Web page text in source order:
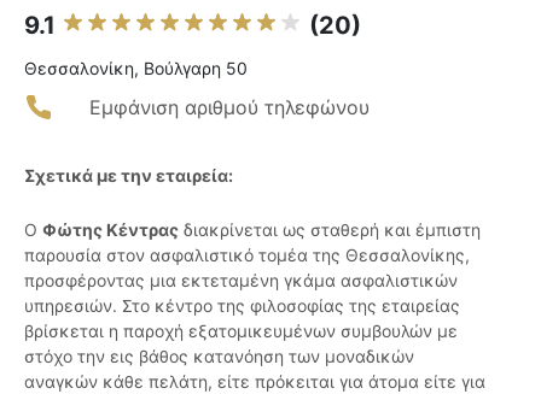
9.1 (20)
Θεσσαλονίκη, Βούλγαρη 50
Εμφάνιση αριθμού τηλεφώνου
Σχετικά με την εταιρεία:
Ο Φώτης Κέντρας διακρίνεται ως σταθερή και έμπιστη
παρουσία στον ασφαλιστικό τομέα της Θεσσαλονίκης,
προσφέροντας μια εκτεταμένη γκάμα ασφαλιστικών
υπηρεσιών. Στο κέντρο της φιλοσοφίας της εταιρείας
βρίσκεται η παροχή εξατομικευμένων συμβουλών με
στόχο την εις βάθος κατανόηση των μοναδικών
αναγκών κάθε πελάτη, είτε πρόκειται για άτομα είτε για